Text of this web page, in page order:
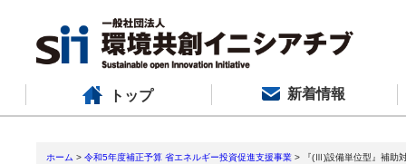
トップ 新着情報
ホーム > 令和5年度補正予算 省エネルギー投資促進支援事業 > 『(Ⅲ)設備単位型』補助